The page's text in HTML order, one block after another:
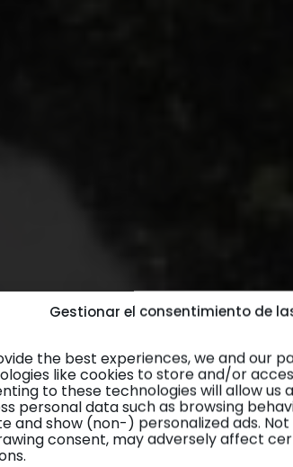
Gestionar el consentimiento de
the best experiences, we and our
like cookies to store and/or
to these technologies will allow us
personal data such as browsing
and show (non-) personalized ads.
consent, may adversely affect